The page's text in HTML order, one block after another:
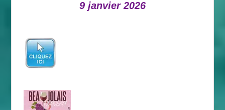
9 janvier 2026